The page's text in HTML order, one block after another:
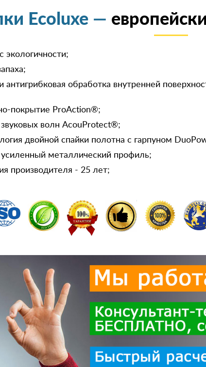
Ecoluxe —
экологичности;
антигрибковая обработка внутренней
покрытие ProAction®;
звуковых волн AcouProtect®;
двойной спайки полотна с гарпуном
усиленный металлический профиль;
производителя - 25 лет;